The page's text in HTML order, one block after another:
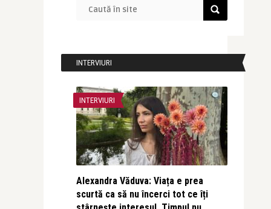
INTERVIURI
INTERVIURI
Alexandra Văduva: Viața e prea
scurtă ca să nu încerci tot ce îți